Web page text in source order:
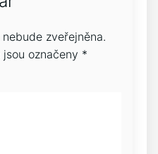
zveřejněna.
označeny *